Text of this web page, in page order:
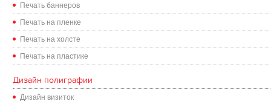
Печать баннеров
Печать на пленке
Печать на холсте
Печать на пластике
Дизайн полиграфии
Дизайн визиток